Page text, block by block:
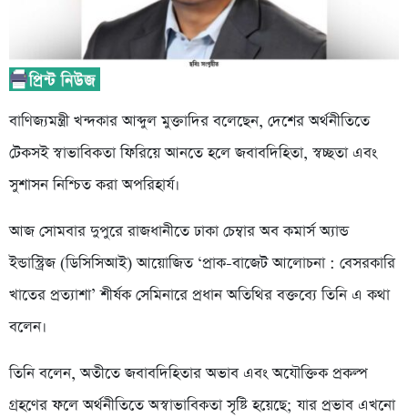
বাণিজ্যমন্ত্রী খন্দকার আব্দুল মুক্তাদির বলেছেন, দেশের অর্থনীতিতে
টেকসই স্বাভাবিকতা ফিরিয়ে আনতে হলে জবাবদিহিতা, স্বচ্ছতা এবং
সুশাসন নিশ্চিত করা অপরিহার্য।
আজ সোমবার দুপুরে রাজধানীতে ঢাকা চেম্বার অব কমার্স অ্যান্ড
ইন্ডাস্ট্রিজ (ডিসিসিআই) আয়োজিত ‘প্রাক-বাজেট আলোচনা : বেসরকারি
খাতের প্রত্যাশা’ শীর্ষক সেমিনারে প্রধান অতিথির বক্তব্যে তিনি এ কথা
বলেন।
তিনি বলেন, অতীতে জবাবদিহিতার অভাব এবং অযৌক্তিক প্রকল্প
গ্রহণের ফলে অর্থনীতিতে অস্বাভাবিকতা সৃষ্টি হয়েছে; যার প্রভাব এখনো